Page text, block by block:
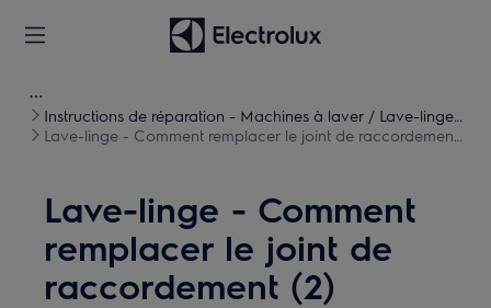
Instructions de réparation - Machines à laver / Lave-linge
séchants
Lave-linge - Comment remplacer le joint de raccordement
Lave-linge - Comment
remplacer le joint de
raccordement (2)